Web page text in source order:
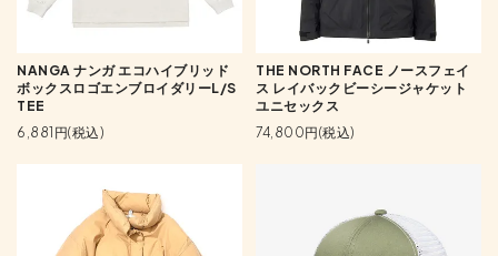
NANGA ナンガ エコハイブリッド
ボックスロゴエンブロイダリーL/S
TEE
6,881円(税込)
THE NORTH FACE ノースフェイ
ス レイバックビーシージャケット
ユニセックス
74,800円(税込)